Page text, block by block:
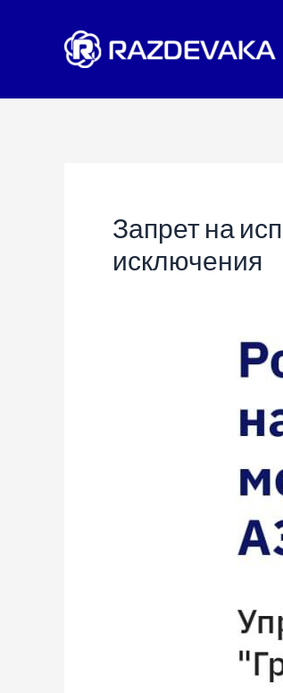
содержимому
Запрет на
исключения